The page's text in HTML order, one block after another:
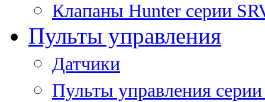
Клапаны Hunter серии
Пульты управления
Датчики
Пульты управления